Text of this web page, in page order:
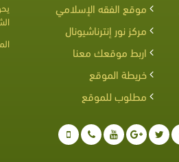
موقع الفقه الإسلامي
مركز نور إنترناشيونال
اربط موقعك معنا
خريطة الموقع
مطلوب للموقع